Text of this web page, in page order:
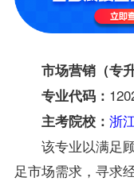
市场营销（专升
专业代码：
主考院校： 浙
该专业以满足
足市场需求，寻求